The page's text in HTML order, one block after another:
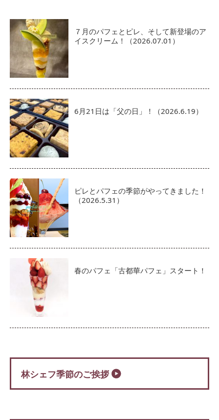
７月のパフェとピレ、そして新登場のア
イスクリーム！（2026.07.01）
6月21日は「父の日」！（2026.6.19）
ピレとパフェの季節がやってきました！
（2026.5.31）
春のパフェ「古都華パフェ」スタート！
林シェフ季節のご挨拶